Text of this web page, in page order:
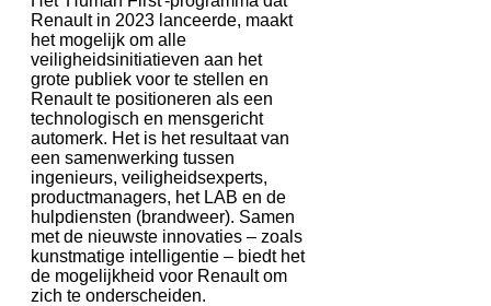
Renault in 2023 lanceerde, maakt
het mogelijk om alle
veiligheidsinitiatieven aan het
grote publiek voor te stellen en
Renault te positioneren als een
technologisch en mensgericht
automerk. Het is het resultaat van
een samenwerking tussen
ingenieurs, veiligheidsexperts,
productmanagers, het LAB en de
hulpdiensten (brandweer). Samen
met de nieuwste innovaties – zoals
kunstmatige intelligentie – biedt het
de mogelijkheid voor Renault om
zich te onderscheiden.